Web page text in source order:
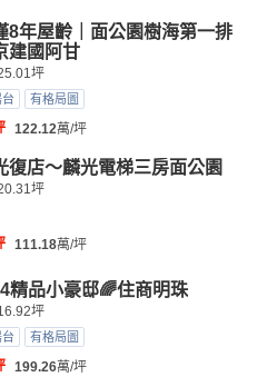
8年屋齡｜面公園樹海第一排
建國阿甘
坪
有格局圖
122.12萬/坪
復店～麟光電梯三房面公園
坪
111.18萬/坪
精品小豪邸🌈住商明珠
坪
有格局圖
199.26萬/坪